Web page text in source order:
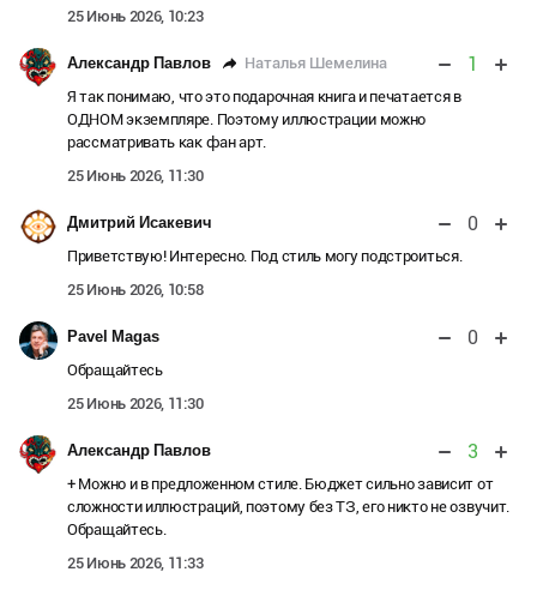
25 Июнь 2026, 10:23
Александр Павлов Наталья Шемелина 1
Я так понимаю, что это подарочная книга и печатается в
ОДНОМ экземпляре. Поэтому иллюстрации можно
рассматривать как фан арт.
25 Июнь 2026, 11:30
Дмитрий Исакевич 0
Приветствую! Интересно. Под стиль могу подстроиться.
25 Июнь 2026, 10:58
Pavel Magas 0
Обращайтесь
25 Июнь 2026, 11:30
Александр Павлов 3
+ Можно и в предложенном стиле. Бюджет сильно зависит от
сложности иллюстраций, поэтому без ТЗ, его никто не озвучит.
Обращайтесь.
25 Июнь 2026, 11:33